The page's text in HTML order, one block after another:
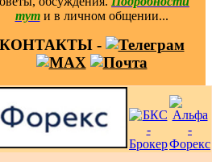
тут и в личном общении...
КОНТАКТЫ -